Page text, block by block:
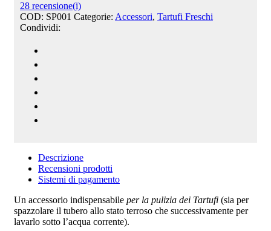
28 recensione(i)
COD: SP001 Categorie: Accessori, Tartufi Freschi
Condividi:
Descrizione
Recensioni prodotti
Sistemi di pagamento
Un accessorio indispensabile per la pulizia dei Tartufi (sia per
spazzolare il tubero allo stato terroso che successivamente per
lavarlo sotto l’acqua corrente).